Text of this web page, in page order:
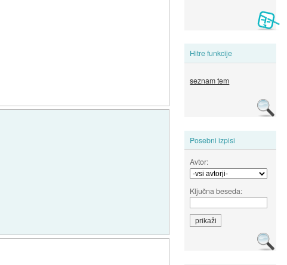
Hitre funkcije
seznam tem
Posebni izpisi
Avtor:
Ključna beseda: